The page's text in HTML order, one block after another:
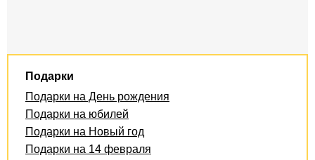
Подарки
Подарки на День рождения
Подарки на юбилей
Подарки на Новый год
Подарки на 14 февраля